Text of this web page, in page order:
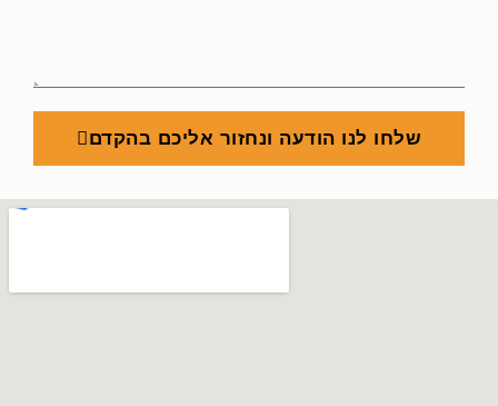
שלחו לנו הודעה ונחזור אליכם בהקדם